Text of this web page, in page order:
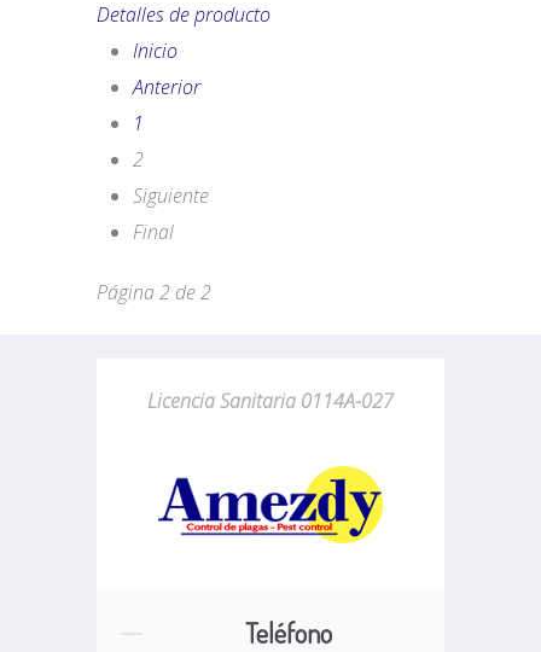
Detalles de producto
Inicio
Anterior
1
2
Siguiente
Final
Página 2 de 2
Licencia Sanitaria 0114A-027
Teléfono